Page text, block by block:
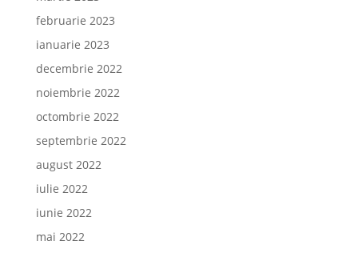
februarie 2023
ianuarie 2023
decembrie 2022
noiembrie 2022
octombrie 2022
septembrie 2022
august 2022
iulie 2022
iunie 2022
mai 2022